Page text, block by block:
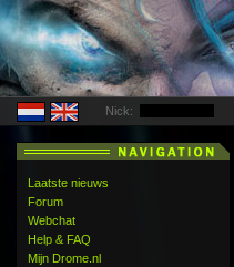
Nick:
Laatste nieuws
Forum
Webchat
Help & FAQ
Mijn Drome.nl